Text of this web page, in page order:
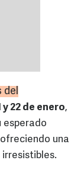
del
y 22 de enero,
esperado
una